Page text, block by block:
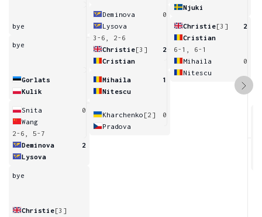
bye
bye
Gorlats
Kulik
Snita
0
Wang
2-6, 5-7
Deminova
2
Lysova
bye
Christie[3]
Deminova
0
Lysova
3-6, 2-6
Christie[3]
2
Cristian
Mihaila
1
Nitescu
Kharchenko [2]
0
Pradova
Njuki
Christie[3]
2
Cristian
6-1, 6-1
Mihaila
0
Nitescu